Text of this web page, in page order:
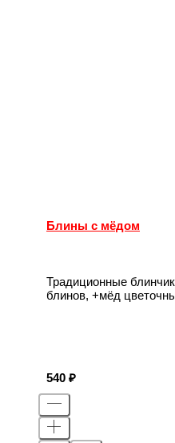
Блины с мёдом
Традиционные
блинов, +мёд
540